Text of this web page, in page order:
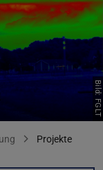
Bild: FGLT
Projekte